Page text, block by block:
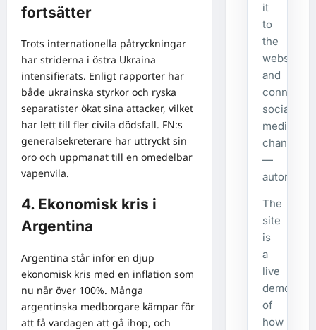
fortsätter
Trots internationella påtryckningar
har striderna i östra Ukraina
intensifierats. Enligt rapporter har
både ukrainska styrkor och ryska
separatister ökat sina attacker, vilket
har lett till fler civila dödsfall. FN:s
generalsekreterare har uttryckt sin
oro och uppmanat till en omedelbar
vapenvila.
4. Ekonomisk kris i
Argentina
Argentina står inför en djup
ekonomisk kris med en inflation som
nu når över 100%. Många
argentinska medborgare kämpar för
att få vardagen att gå ihop, och
it
to
the
website
and
connected
social
media
channels
—
The
site
is
a
live
of
how